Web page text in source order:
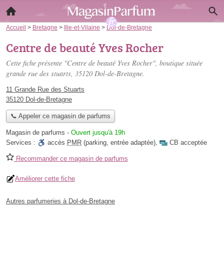
Accueil > Bretagne > Ille-et-Vilaine > Dol-de-Bretagne
Centre de beauté Yves Rocher
Cette fiche présente "Centre de beauté Yves Rocher", boutique située
grande rue des stuarts, 35120 Dol-de-Bretagne.
11 Grande Rue des Stuarts
35120 Dol-de-Bretagne
📞 Appeler ce magasin de parfums
Magasin de parfums - Ouvert jusqu'à 19h
Services :
accès PMR (parking, entrée adaptée), CB acceptée
Recommander ce magasin de parfums
Améliorer cette fiche
Autres parfumeries à Dol-de-Bretagne